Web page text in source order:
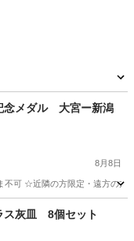
念メダル 大宮ー新潟
8月8日
可 ☆近隣の方限定・遠方の
灰皿 8個セット